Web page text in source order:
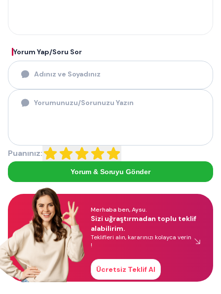
Yorum Yap/Soru Sor
Puanınız:
Yorum & Soruyu Gönder
Merhaba ben, Aysu.
Sizi uğraştırmadan toplu teklif
alabilirim.
Teklifleri alın, kararınızı kolayca verin
!
Ücretsiz Teklif Al